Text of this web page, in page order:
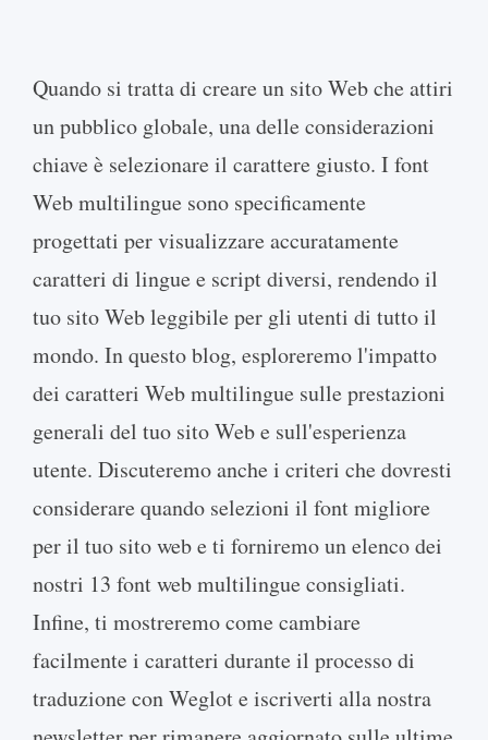
Quando si tratta di creare un sito Web che attiri
un pubblico globale, una delle considerazioni
chiave è selezionare il carattere giusto. I font
Web multilingue sono specificamente
progettati per visualizzare accuratamente
caratteri di lingue e script diversi, rendendo il
tuo sito Web leggibile per gli utenti di tutto il
mondo. In questo blog, esploreremo l'impatto
dei caratteri Web multilingue sulle prestazioni
generali del tuo sito Web e sull'esperienza
utente. Discuteremo anche i criteri che dovresti
considerare quando selezioni il font migliore
per il tuo sito web e ti forniremo un elenco dei
nostri 13 font web multilingue consigliati.
Infine, ti mostreremo come cambiare
facilmente i caratteri durante il processo di
traduzione con Weglot e iscriverti alla nostra